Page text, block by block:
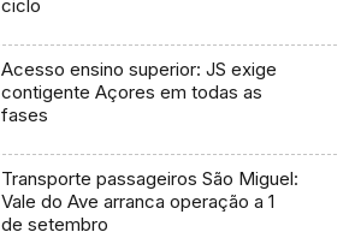
ciclo
Acesso ensino superior: JS exige
contigente Açores em todas as
fases
Transporte passageiros São Miguel:
Vale do Ave arranca operação a 1
de setembro